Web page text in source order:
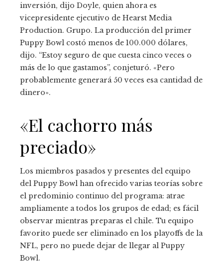
inversión, dijo Doyle, quien ahora es
vicepresidente ejecutivo de Hearst Media
Production. Grupo. La producción del primer
Puppy Bowl costó menos de 100.000 dólares,
dijo. “Estoy seguro de que cuesta cinco veces o
más de lo que gastamos”, conjeturó. «Pero
probablemente generará 50 veces esa cantidad de
dinero».
«El cachorro más
preciado»
Los miembros pasados ​​y presentes del equipo
del Puppy Bowl han ofrecido varias teorías sobre
el predominio continuo del programa: atrae
ampliamente a todos los grupos de edad; es fácil
observar mientras preparas el chile. Tu equipo
favorito puede ser eliminado en los playoffs de la
NFL, pero no puede dejar de llegar al Puppy
Bowl.